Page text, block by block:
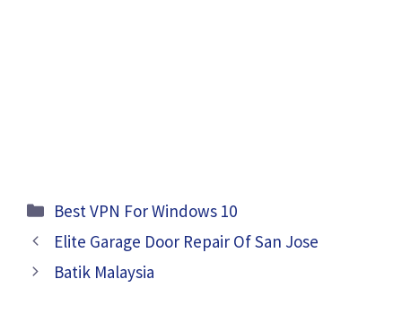
Categories
Best VPN For Windows 10
Elite Garage Door Repair Of San Jose
Batik Malaysia